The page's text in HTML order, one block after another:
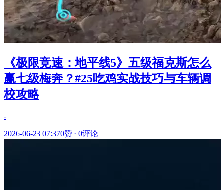
《极限竞速：地平线5》五级福克斯怎么
赢七级梅奔？#25吃鸡实战技巧与车辆调
校攻略
-
2026-06-23 07:370赞 · 0评论